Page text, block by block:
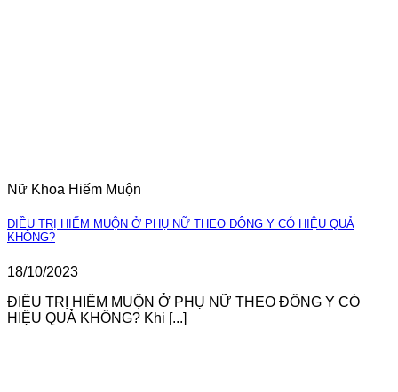
Nữ Khoa Hiếm Muộn
ĐIỀU TRỊ HIẾM MUỘN Ở PHỤ NỮ THEO ĐÔNG Y CÓ HIỆU QUẢ
KHÔNG?
18/10/2023
ĐIỀU TRỊ HIẾM MUỘN Ở PHỤ NỮ THEO ĐÔNG Y CÓ
HIỆU QUẢ KHÔNG? Khi [...]